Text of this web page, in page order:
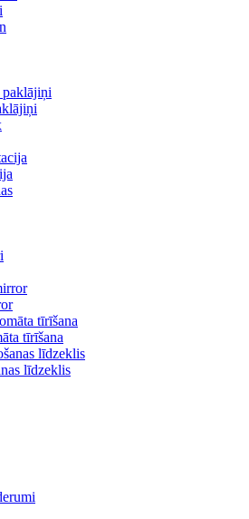
tīrīšana
līdzeklis